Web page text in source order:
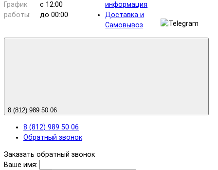
График
работы:
с 12:00
до 00:00
информация
Доставка и
Самовывоз
8 (812) 989 50 06
8 (812) 989 50 06
Обратный звонок
Заказать обратный звонок
Ваше имя: